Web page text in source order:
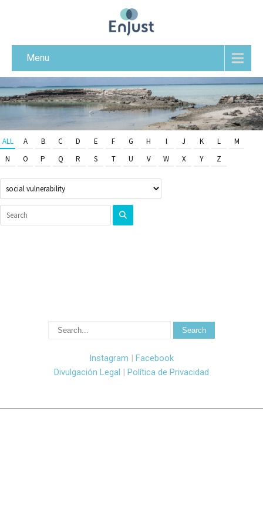
Menu
ALL A B C D E F G H I J K L
M
N
O P Q R S T U V W X Y Z
Instagram | Facebook
Divulgación Legal | Política de Privacidad